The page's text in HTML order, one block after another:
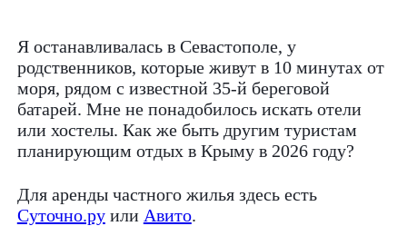
Я останавливалась в Севастополе, у
родственников, которые живут в 10 минутах от
моря, рядом с известной 35-й береговой
батарей. Мне не понадобилось искать отели
или хостелы. Как же быть другим туристам
планирующим отдых в Крыму в 2026 году?
Для аренды частного жилья здесь есть
Суточно.руили Авито.